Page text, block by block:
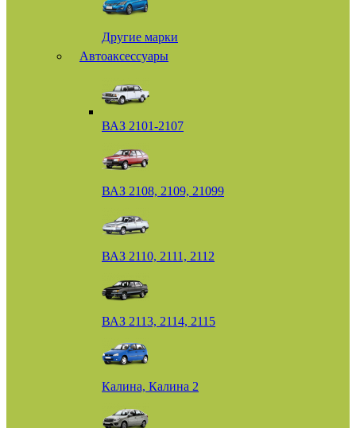
Другие марки
Автоаксессуары
ВАЗ 2101-2107
ВАЗ 2108, 2109, 21099
ВАЗ 2110, 2111, 2112
ВАЗ 2113, 2114, 2115
Калина, Калина 2